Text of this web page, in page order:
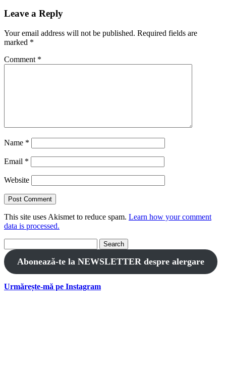
Leave a Reply
Your email address will not be published. Required fields are
marked *
Comment *
Name *
Email *
Website
This site uses Akismet to reduce spam. Learn how your comment
data is processed.
for:
Abonează-te la NEWSLETTER despre alergare
Urmărește-mă pe Instagram